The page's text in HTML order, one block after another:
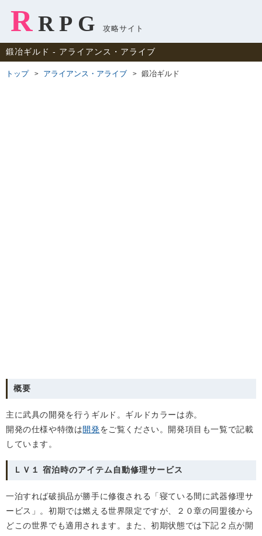
R RPG 攻略サイト
鍛冶ギルド ‐ アライアンス・アライブ
トップ アライアンス・アライブ 鍛冶ギルド
概要
主に武具の開発を行うギルド。ギルドカラーは赤。
開発の仕様や特徴は開発をご覧ください。開発項目も一覧で記載
しています。
ＬＶ１ 宿泊時のアイテム自動修理サービス
一泊すれば破損品が勝手に修復される「寝ている間に武器修理サ
ービス」。初期では燃える世界限定ですが、２０章の同盟後から
どこの世界でも適用されます。また、初期状態では下記２点が開